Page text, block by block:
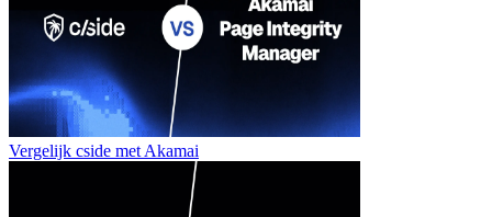
Vergelijk cside met Akamai